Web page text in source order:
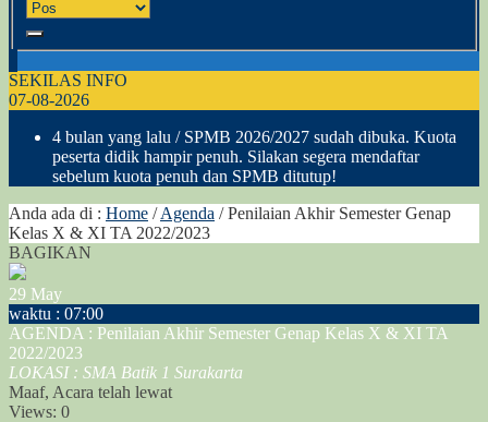
SEKILAS INFO
07-08-2026
4 bulan yang lalu / SPMB 2026/2027 sudah dibuka. Kuota
peserta didik hampir penuh. Silakan segera mendaftar
sebelum kuota penuh dan SPMB ditutup!
Anda ada di : Home /Agenda /Penilaian Akhir Semester Genap
Kelas X & XI TA 2022/2023
BAGIKAN
29 May
waktu : 07:00
AGENDA : Penilaian Akhir Semester Genap Kelas X & XI TA
2022/2023
LOKASI : SMA Batik 1 Surakarta
Maaf, Acara telah lewat
Views: 0